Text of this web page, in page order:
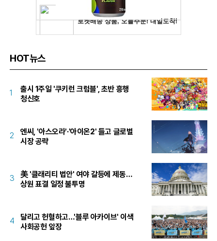
HOT뉴스
1
출시 1주일 '쿠키런 크럼블', 초반 흥행
청신호
2
엔씨, '아스오라'·'아이온2' 들고 글로벌
시장 공략
3
美 '클래리티 법안' 여야 갈등에 제동…
상원 표결 일정 불투명
4
달리고 헌혈하고…'블루 아카이브' 이색
사회공헌 앞장